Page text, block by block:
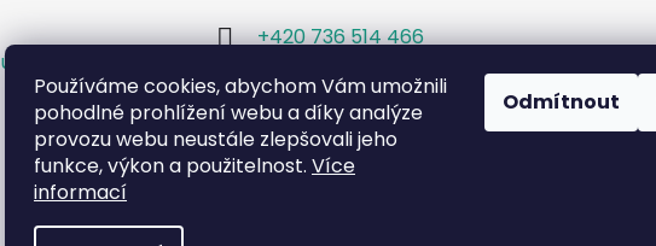
Používáme cookies, abychom Vám umožnili
pohodlné prohlížení webu a díky analýze
provozu webu neustále zlepšovali jeho
funkce, výkon a použitelnost. Více
informací
Odmítnout
+420 736 514 466